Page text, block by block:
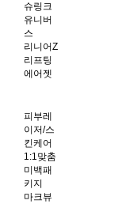
슈링크
유니버
스
리니어Z
리프팅
에어젯
피부레
이저/스
킨케어
1:1맞춤
미백패
키지
마크뷰